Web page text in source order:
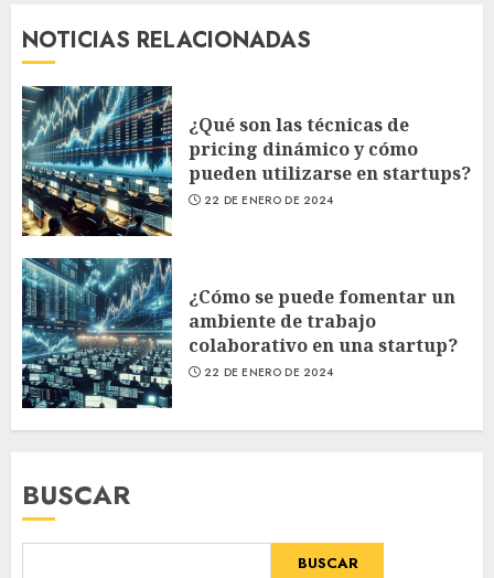
NOTICIAS RELACIONADAS
¿Qué son las técnicas de
pricing dinámico y cómo
pueden utilizarse en startups?
22 DE ENERO DE 2024
¿Cómo se puede fomentar un
ambiente de trabajo
colaborativo en una startup?
22 DE ENERO DE 2024
BUSCAR
BUSCAR